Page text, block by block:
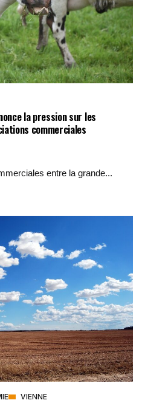
la pression sur les
commerciales
entre la grande...
VIENNE